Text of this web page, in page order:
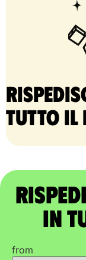
tutto il
in
from